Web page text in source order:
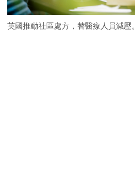
英國推動社區處方，替醫療人員減壓。